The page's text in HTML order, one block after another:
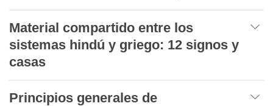
Material compartido entre los
sistemas hindú y griego: 12 signos y
casas
Principios generales de